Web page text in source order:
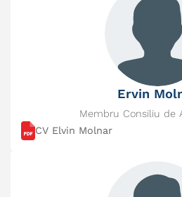
Ervin
Membru Consiliu de
CV Elvin Molnar